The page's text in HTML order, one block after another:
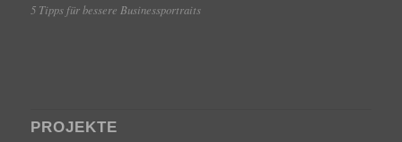
5 Tipps für bessere Businessportraits
PROJEKTE